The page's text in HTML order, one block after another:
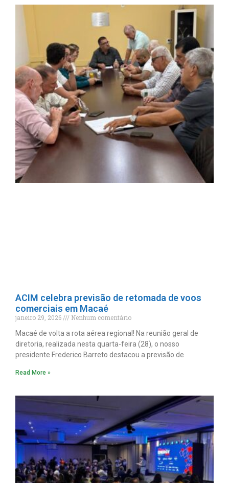
ACIM celebra previsão de retomada de voos
comerciais em Macaé
janeiro 29, 2026
Nenhum comentário
Macaé de volta a rota aérea regional! Na reunião geral de
diretoria, realizada nesta quarta-feira (28), o nosso
presidente Frederico Barreto destacou a previsão de
Read More »